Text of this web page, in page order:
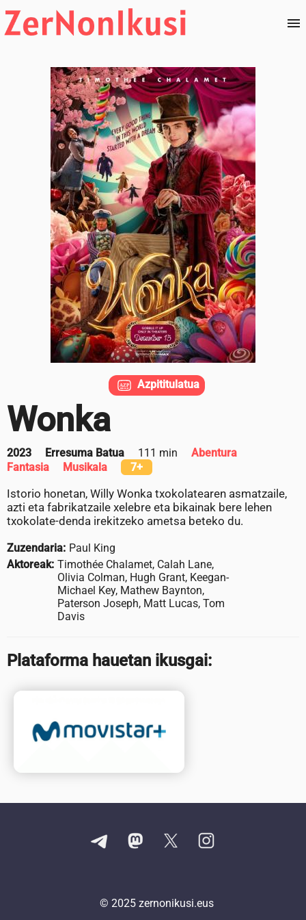
Wonka
2023 Erresuma Batua 111 min
Abentura
Fantasia
Musikala 7+
Istorio honetan, Willy Wonka txokolatearen asmatzaile,
azti eta fabrikatzaile xelebre eta bikainak bere lehen
txokolate-denda irekitzeko ametsa beteko du.
Zuzendaria: Paul King
Aktoreak: Timothée Chalamet, Calah Lane,
Olivia Colman, Hugh Grant, Keegan-
Michael Key, Mathew Baynton,
Paterson Joseph, Matt Lucas, Tom
Davis
Plataforma hauetan ikusgai:
Azpititulatua
© 2025 zernonikusi.eus